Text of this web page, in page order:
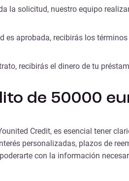
la solicitud, nuestro equipo
aprobada, recibirás los
recibirás el dinero de tu
de 50000
Credit, es esencial tener
personalizadas, plazos de
con la información